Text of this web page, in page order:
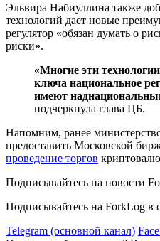
Эльвира Набиуллина также
технологий дает новые
регулятор «обязан думать о
риски».
«Многие эти
ключа национальное
имеют
подчеркнула глава ЦБ.
Напомним, ранее
предоставить Московской
проведение торгов
Подписывайтесь на новости
Подписывайтесь на ForkLog в
Telegram (основной канал)